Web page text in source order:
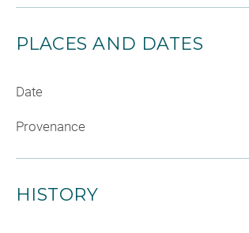
PLACES AND DATES
Date
Provenance
HISTORY